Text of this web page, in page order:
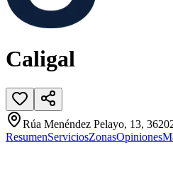
Caligal
Rúa Menéndez Pelayo, 13,
ResumenServiciosZonasOpiniones